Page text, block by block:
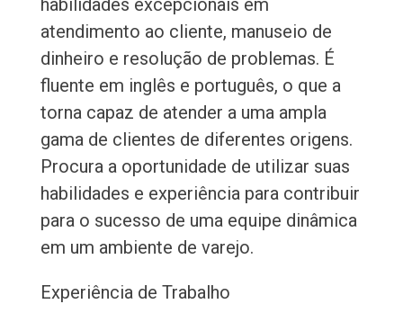
habilidades excepcionais em
atendimento ao cliente, manuseio de
dinheiro e resolução de problemas. É
fluente em inglês e português, o que a
torna capaz de atender a uma ampla
gama de clientes de diferentes origens.
Procura a oportunidade de utilizar suas
habilidades e experiência para contribuir
para o sucesso de uma equipe dinâmica
em um ambiente de varejo.
Experiência de Trabalho